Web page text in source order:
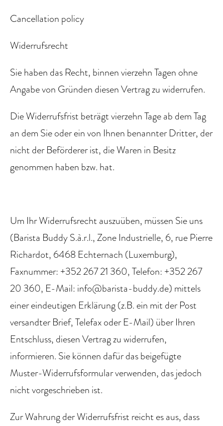
Cancellation policy
Widerrufsrecht
Sie haben das Recht, binnen vierzehn Tagen ohne
Angabe von Gründen diesen Vertrag zu widerrufen.
Die Widerrufsfrist beträgt vierzehn Tage ab dem Tag
an dem Sie oder ein von Ihnen benannter Dritter, der
nicht der Beförderer ist, die Waren in Besitz
genommen haben bzw. hat.
Um Ihr Widerrufsrecht auszuüben, müssen Sie uns
(Barista Buddy S.à.r.l., Zone Industrielle, 6, rue Pierre
Richardot, 6468 Echternach (Luxemburg),
Faxnummer: +352 267 21 360, Telefon: +352 267
20 360, E-Mail: info@barista-buddy.de) mittels
einer eindeutigen Erklärung (z.B. ein mit der Post
versandter Brief, Telefax oder E-Mail) über Ihren
Entschluss, diesen Vertrag zu widerrufen,
informieren. Sie können dafür das beigefügte
Muster-Widerrufsformular verwenden, das jedoch
nicht vorgeschrieben ist.
Zur Wahrung der Widerrufsfrist reicht es aus, dass